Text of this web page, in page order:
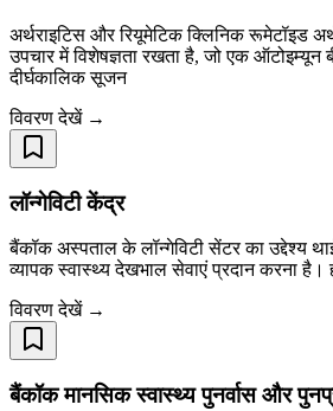
अर्थराइटिस और रियूमेटिक क्लिनिक रूमेटॉइड
उपचार में विशेषज्ञता रखता है, जो एक ऑटोइम्यून
दीर्घकालिक सूजन
विवरण देखें →
लॉन्गेविटी केंद्र
बैंकॉक अस्पताल के लॉन्गेविटी सेंटर का उद्देश्य
व्यापक स्वास्थ्य देखभाल सेवाएं प्रदान करना है।
विवरण देखें →
बैंकॉक मानसिक स्वास्थ्य पुनर्वास और